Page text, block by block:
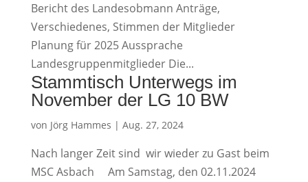
Bericht des Landesobmann Anträge,
Verschiedenes, Stimmen der Mitglieder
Planung für 2025 Aussprache
Landesgruppenmitglieder Die...
Stammtisch Unterwegs im
November der LG 10 BW
von Jörg Hammes | Aug. 27, 2024
Nach langer Zeit sind wir wieder zu Gast beim
MSC Asbach Am Samstag, den 02.11.2024